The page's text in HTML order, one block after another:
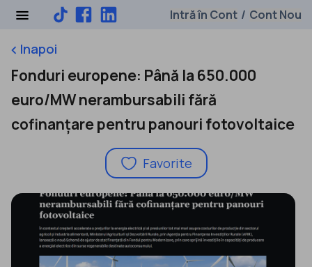
Intră în Cont / Cont Nou
keyboard_arrow_leftInapoi
Fonduri europene: Până la 650.000
euro/MW nerambursabili fără
cofinanțare pentru panouri fotovoltaice
Favorite